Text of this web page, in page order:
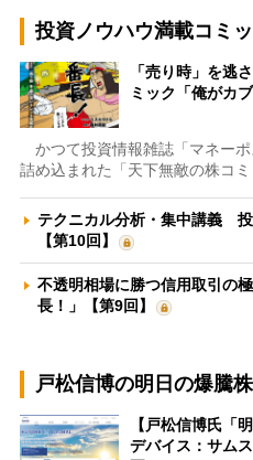
投資ノウハウ満載コミ
「売り時」を逃
ミック「俺がカ
かつて投資情報雑誌「マネー
詰め込まれた「天下無敵の株コ
テクニカル分析・集中講義 投
【第10回】
不透明相場に勝つ信用取引の
長！」【第9回】
戸松信博の明日の爆騰
【戸松信博氏「
デバイス：サム